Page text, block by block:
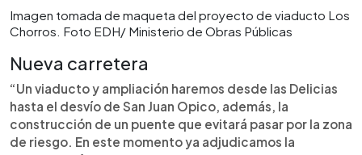
Imagen tomada de maqueta del proyecto de viaducto Los
Chorros. Foto EDH/ Ministerio de Obras Públicas
Nueva carretera
“Un viaducto y ampliación haremos desde las Delicias
hasta el desvío de San Juan Opico, además, la
construcción de un puente que evitará pasar por la zona
de riesgo. En este momento ya adjudicamos la